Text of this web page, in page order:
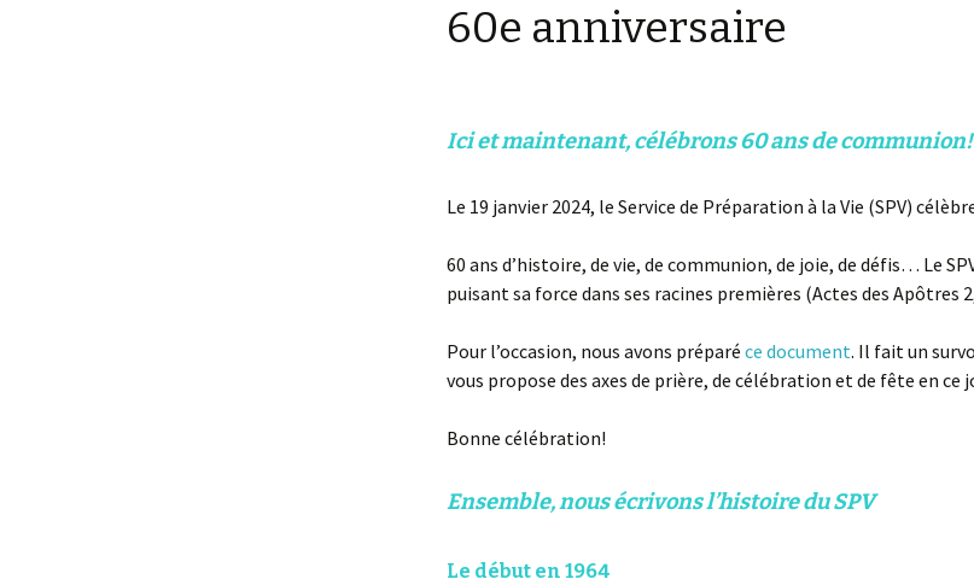
60e anniversaire
Ici et maintenant, célébrons 60 ans de communion!
Le 19 janvier 2024, le Service de Préparation à la Vie (SPV)
60 ans d’histoire, de vie, de communion, de joie, de défis… Le
puisant sa force dans ses racines premières (Actes des Apôtres
Pour l’occasion, nous avons préparé ce document. Il fait un
vous propose des axes de prière, de célébration et de fête en ce
Bonne célébration!
Ensemble, nous écrivons l’histoire du SPV
Le début en 1964